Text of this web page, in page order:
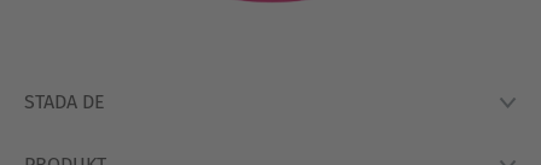
STADA DE